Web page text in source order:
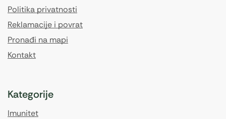
Politika privatnosti
Reklamacije i povrat
Pronađi na mapi
Kontakt
Kategorije
Imunitet